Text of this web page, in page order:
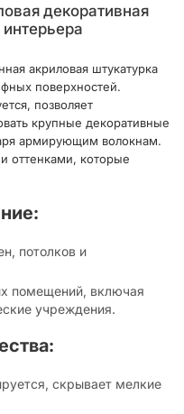
декоративная
акриловая штукатурка
поверхностей.
позволяет
крупные декоративные
армирующим волокнам.
оттенками, которые
потолков и
помещений, включая
учреждения.
скрывает мелкие